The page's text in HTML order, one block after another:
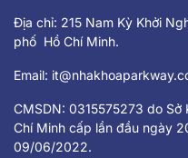
Địa chỉ: 215 Nam Kỳ Khởi
phố Hồ Chí Minh.
Email:
CMSDN: 0315575273 do
Chí Minh cấp lần đầu ngày
09/06/2022.